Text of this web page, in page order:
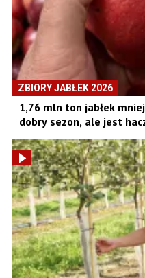
ZBIORY JABŁEK 2026
1,76 mln ton jabłek
dobry sezon, ale jest